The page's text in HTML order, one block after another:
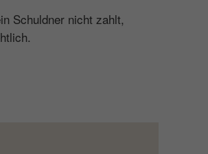
Schuldner nicht zahlt,